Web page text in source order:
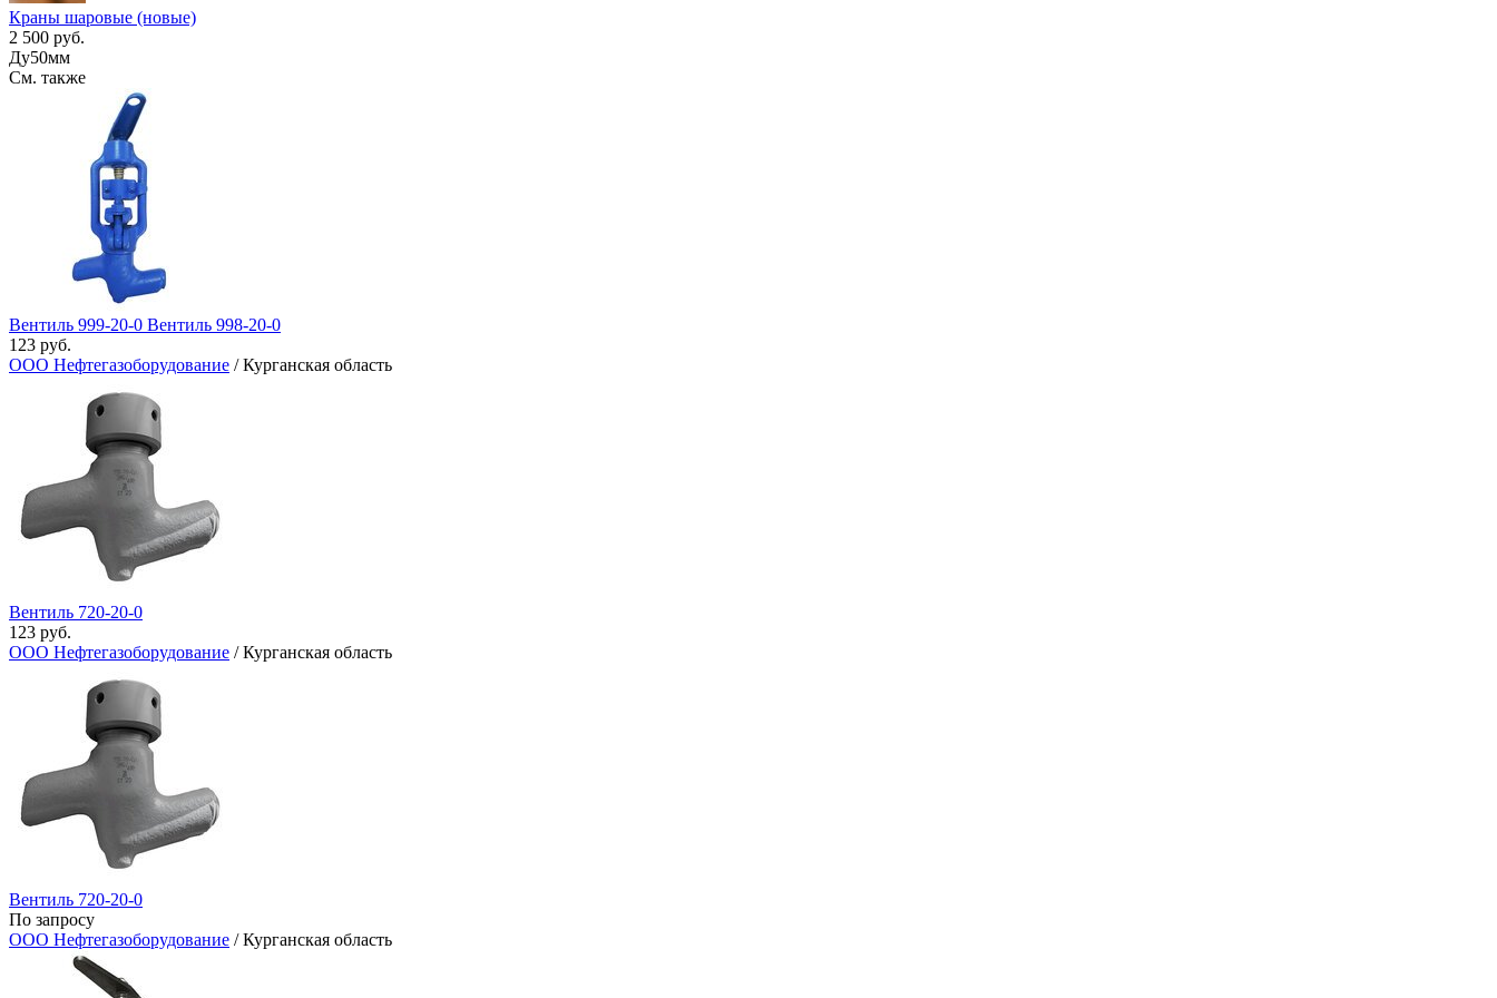
Краны шаровые (новые)
2 500 руб.
Ду50мм
См. также
Вентиль 999-20-0 Вентиль 998-20-0
123 руб.
ООО Нефтегазоборудование / Курганская область
Вентиль 720-20-0
123 руб.
ООО Нефтегазоборудование / Курганская область
Вентиль 720-20-0
По запросу
ООО Нефтегазоборудование / Курганская область